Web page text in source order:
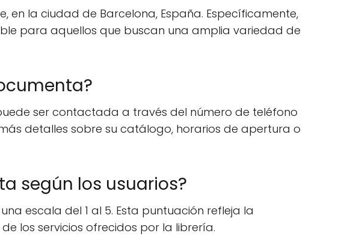
en la ciudad de Barcelona, España. Específicamente,
para aquellos que buscan una amplia variedad de
ser contactada a través del número de teléfono
detalles sobre su catálogo, horarios de apertura o
según los usuarios?
escala del 1 al 5. Esta puntuación refleja la
los servicios ofrecidos por la librería.